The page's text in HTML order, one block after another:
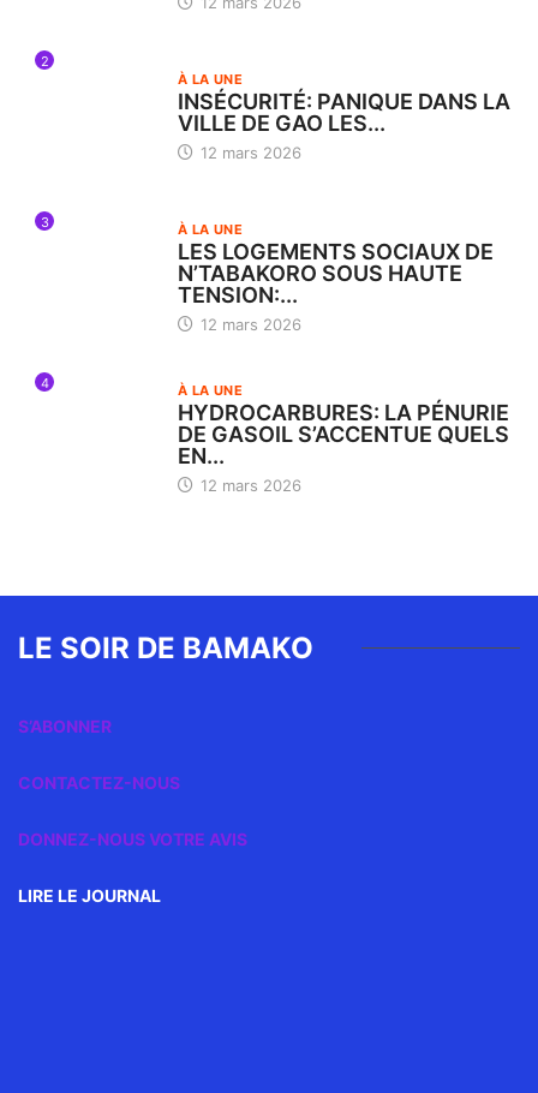
2
À LA UNE
INSÉCURITÉ: PANIQUE DANS LA
VILLE DE GAO LES...
12 mars 2026
3 À LA UNE
LES LOGEMENTS SOCIAUX DE
N’TABAKORO SOUS HAUTE
TENSION:...
12 mars 2026
4 À LA UNE
HYDROCARBURES: LA PÉNURIE
DE GASOIL S’ACCENTUE QUELS
EN...
12 mars 2026
LE SOIR DE BAMAKO
S’ABONNER
CONTACTEZ-NOUS
DONNEZ-NOUS VOTRE AVIS
LIRE LE JOURNAL